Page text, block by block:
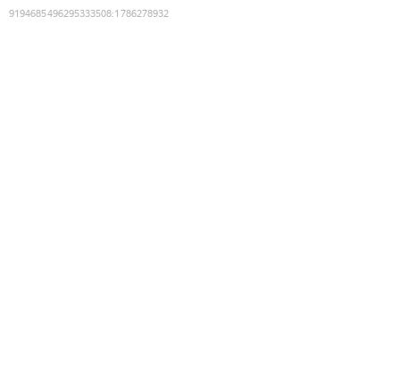
9194685496295333508:1786278932